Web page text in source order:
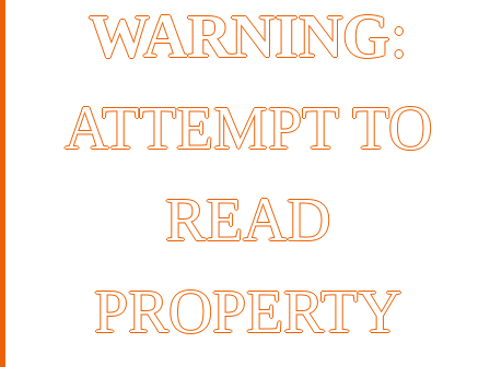
WARNING:
ATTEMPT TO
READ
PROPERTY